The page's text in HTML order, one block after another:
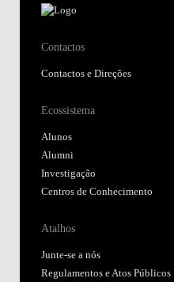
Contactos
Contactos e Direções
Ecossistema
Alunos
Alumni
Investigação
Centros de Conhecimento
Atalhos
Junte-se a nós
Regulamentos e Atos Públicos